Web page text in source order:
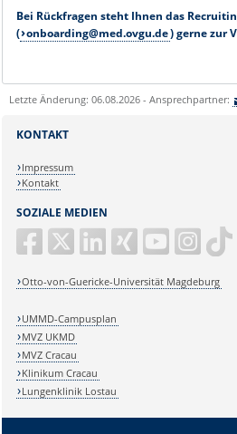
Bei Rückfragen steht Ihnen das
( onboarding@med.ovgu.de) gerne zur
Letzte Änderung: 06.08.2026 - Ansprechpartner:
SOZIALE MEDIEN
Otto-von-Guericke-Universität Magdeburg
KONTAKT
Impressum
Kontakt
UMMD-Campusplan
MVZ UKMD
MVZ Cracau
Klinikum Cracau
Lungenklinik Lostau